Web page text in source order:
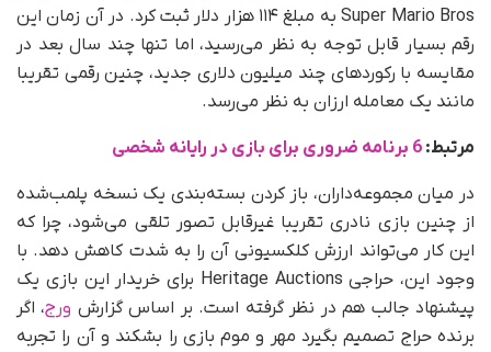
Super Mario Bros به مبلغ ۱۱۴ هزار دلار ثبت کرد. در آن زمان این
رقم بسیار قابل توجه به نظر می‌رسید، اما تنها چند سال بعد در
مقایسه با رکوردهای چند میلیون دلاری جدید، چنین رقمی تقریبا
مانند یک معامله ارزان به نظر می‌رسد.
مرتبط: 6 برنامه ضروری برای بازی در رایانه شخصی
در میان مجموعه‌داران، باز کردن بسته‌بندی یک نسخه پلمب‌شده
از چنین بازی نادری تقریبا غیرقابل تصور تلقی می‌شود، چرا که
این کار می‌تواند ارزش کلکسیونی آن را به شدت کاهش دهد. با
وجود این، حراجی Heritage Auctions برای خریدار این بازی یک
پیشنهاد جالب هم در نظر گرفته است. بر اساس گزارش ورج، اگر
برنده حراج تصمیم بگیرد مهر و موم بازی را بشکند و آن را تجربه